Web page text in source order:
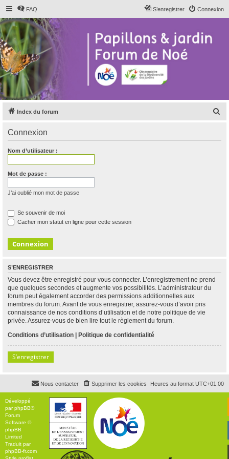
FAQ Connexion
S’enregistrer
Index du forum
Connexion
Nom d’utilisateur :
Mot de passe :
J’ai oublié mon mot de passe
Se souvenir de moi
Cacher mon statut en ligne pour cette session
S’ENREGISTRER
Vous devez être enregistré pour vous connecter. L’enregistrement ne prend
que quelques secondes et augmente vos possibilités. L’administrateur du
forum peut également accorder des permissions additionnelles aux
membres du forum. Avant de vous enregistrer, assurez-vous d’avoir pris
connaissance de nos conditions d’utilisation et de notre politique de vie
privée. Assurez-vous de bien lire tout le règlement du forum.
Conditions d’utilisation | Politique de confidentialité
S’enregistrer
Heures au format UTC+01:00
Supprimer les cookies
Nous contacter
Développé
parphpBB®
Forum
Software ©
phpBB
Limited
Traduit par
phpBB-fr.com